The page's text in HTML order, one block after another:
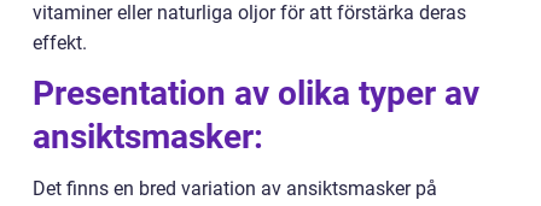
vitaminer eller naturliga oljor för att förstärka deras
effekt.
Presentation av olika typer av
ansiktsmasker:
Det finns en bred variation av ansiktsmasker på